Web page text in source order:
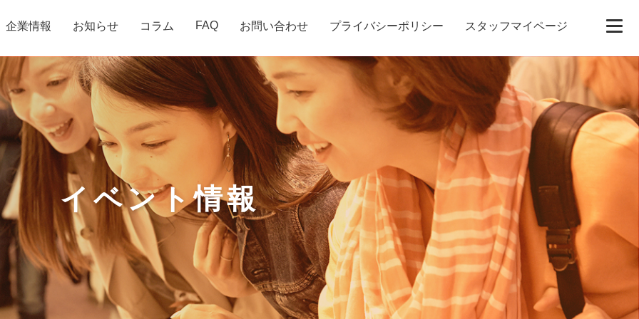
企業情報 お知らせ コラム FAQ お問い合わせ プライバシーポリシー スタッフマイページ
イベント情報